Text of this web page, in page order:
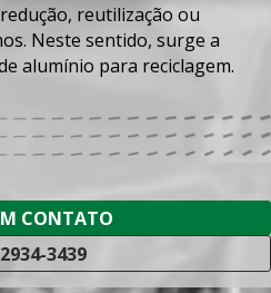
reutilização ou
Neste sentido, surge a
alumínio para reciclagem.
CONTATO
3439